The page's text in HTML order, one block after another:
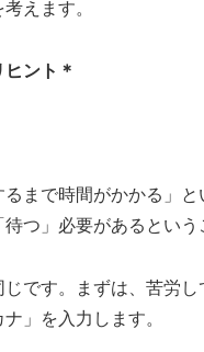
えます。
ント＊
るまで時間がかかる」
つ」必要があるという
じです。まずは、苦労し
ナ」を入力します。